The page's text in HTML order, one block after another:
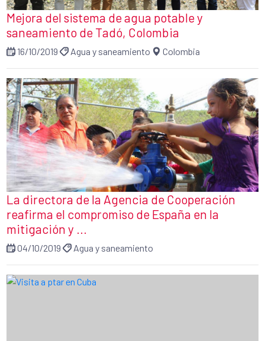
Mejora del sistema de agua potable y
saneamiento de Tadó, Colombia
16/10/2019 Agua y saneamiento Colombia
La directora de la Agencia de Cooperación
reafirma el compromiso de España en la
mitigación y ...
04/10/2019 Agua y saneamiento